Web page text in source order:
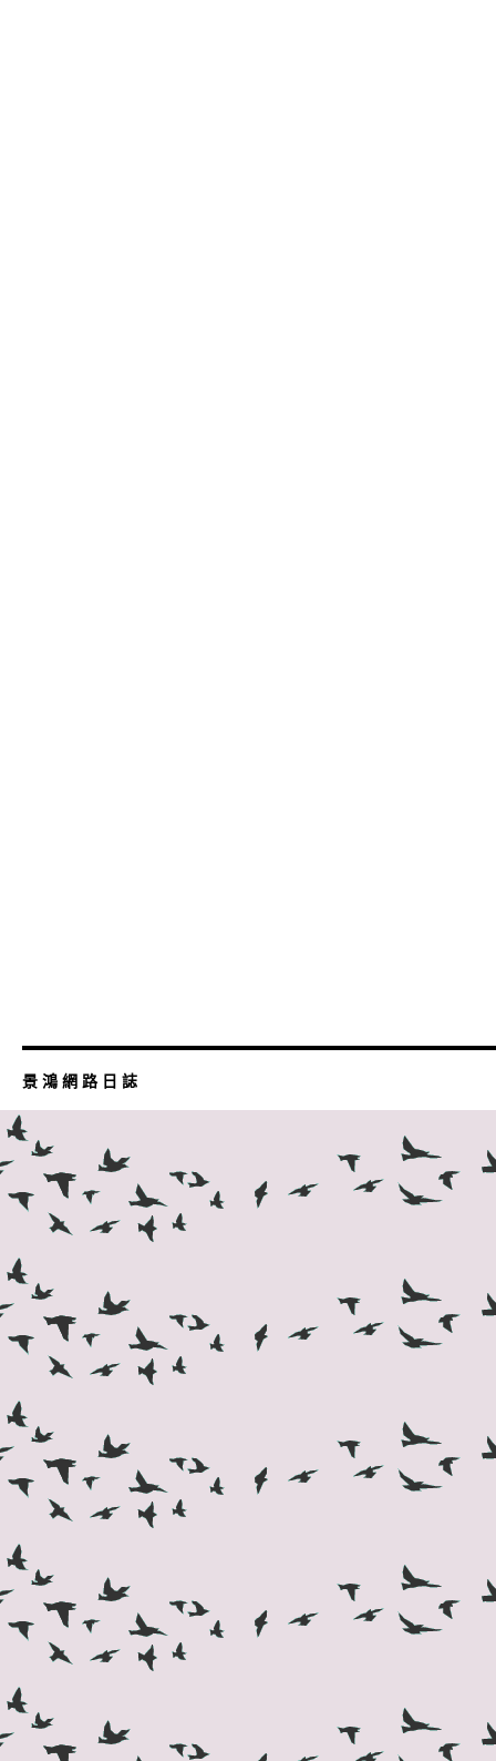
景 鴻 網 路 日 誌